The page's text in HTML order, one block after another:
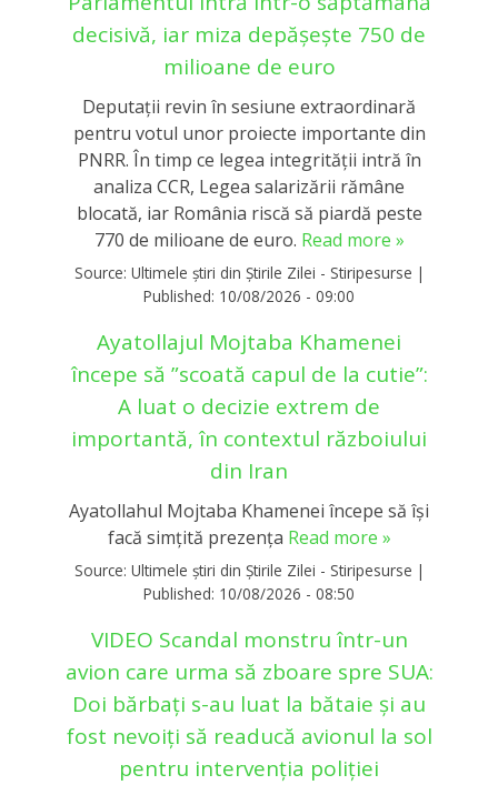
decisivă, iar miza depășește 750 de
milioane de euro
Deputații revin în sesiune extraordinară
pentru votul unor proiecte importante din
PNRR. În timp ce legea integrității intră în
analiza CCR, Legea salarizării rămâne
blocată, iar România riscă să piardă peste
770 de milioane de euro. Read more »
Source: Ultimele știri din Știrile Zilei - Stiripesurse |
Published: 10/08/2026 - 09:00
Ayatollajul Mojtaba Khamenei
începe să ”scoată capul de la cutie”:
A luat o decizie extrem de
importantă, în contextul războiului
din Iran
Ayatollahul Mojtaba Khamenei începe să își
facă simțită prezența Read more »
Source: Ultimele știri din Știrile Zilei - Stiripesurse |
Published: 10/08/2026 - 08:50
VIDEO Scandal monstru într-un
avion care urma să zboare spre SUA:
Doi bărbați s-au luat la bătaie și au
fost nevoiți să readucă avionul la sol
pentru intervenția poliției